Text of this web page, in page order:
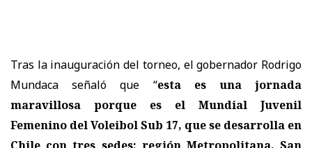
Tras la inauguración del torneo, el gobernador Rodrigo
Mundaca señaló que “esta es una jornada
maravillosa porque es el Mundial Juvenil
Femenino del Voleibol Sub 17, que se desarrolla en